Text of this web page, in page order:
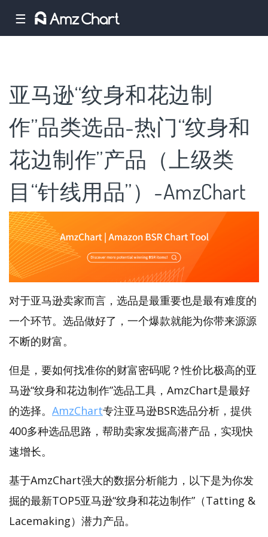
☰
亚马逊“纹身和花边制
作”品类选品-热门“纹身和
花边制作”产品（上级类
目“针线用品”）-AmzChart
对于亚马逊卖家而言，选品是最重要也是最有难度的
一个环节。选品做好了，一个爆款就能为你带来源源
不断的财富。
但是，要如何找准你的财富密码呢？性价比极高的亚
马逊“纹身和花边制作”选品工具，AmzChart是最好
的选择。 AmzChart专注亚马逊BSR选品分析，提供
400多种选品思路，帮助卖家发掘高潜产品，实现快
速增长。
基于AmzChart强大的数据分析能力，以下是为你发
掘的最新TOP5亚马逊“纹身和花边制作”（Tatting &
Lacemaking）潜力产品。